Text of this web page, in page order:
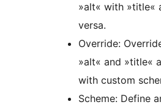
»alt« with »title«
versa.
Override:
»alt« and »title«
with custom
Scheme: Define